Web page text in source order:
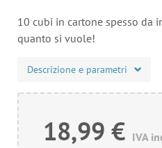
10 cubi in cartone spesso da
quanto si vuole!
Descrizione e parametri
18,99 € IVA